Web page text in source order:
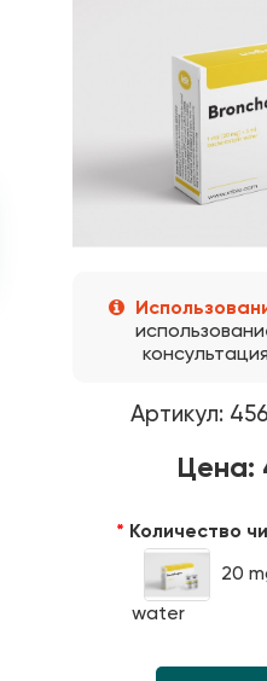
Артикул: 456
Цена:
Количество
20
water